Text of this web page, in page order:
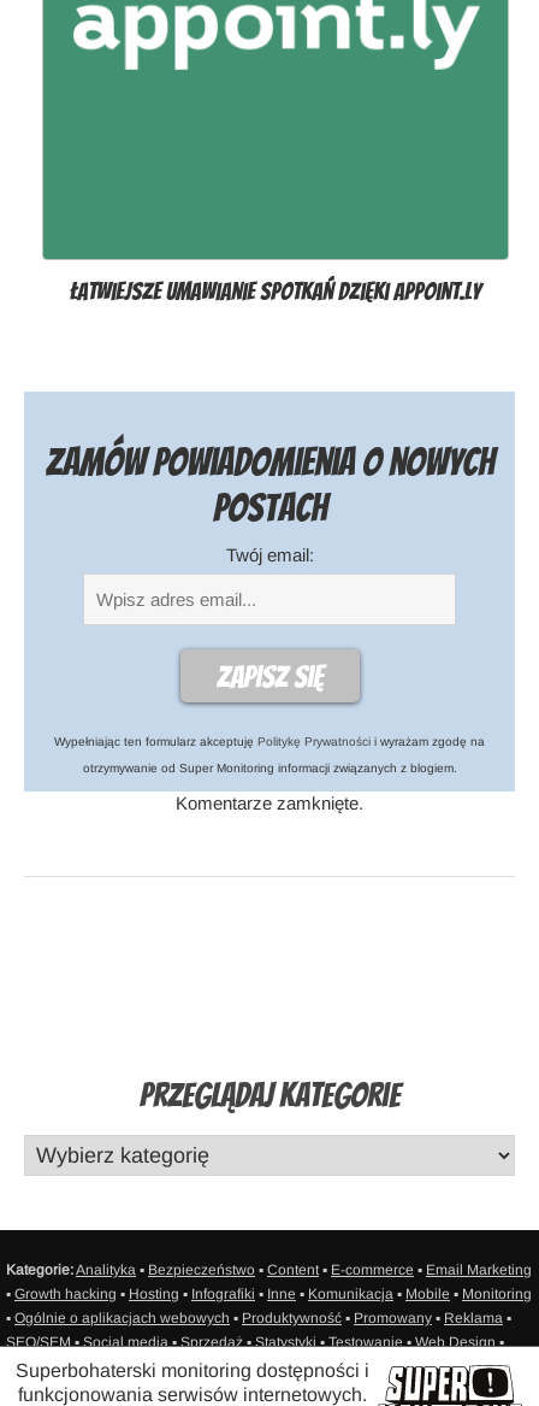
Łatwiejsze umawianie spotkań dzięki Appoint.ly
Zamów powiadomienia o nowych
postach
Twój email:
Wypełniając ten formularz akceptuję Politykę Prywatności i wyrażam zgodę na
otrzymywanie od Super Monitoring informacji związanych z blogiem.
Komentarze zamknięte.
Przeglądaj Kategorie
Superbohaterski monitoring dostępności i
funkcjonowania serwisów internetowych.
Kategorie:Analityka ▪ Bezpieczeństwo ▪ Content▪ E-commerce ▪ Email Marketing
▪ Growth hacking ▪ Hosting ▪ Infografiki ▪ Inne ▪ Komunikacja ▪ Mobile ▪ Monitoring
▪ Ogólnie o aplikacjach webowych ▪ Produktywność ▪ Promowany ▪ Reklama ▪
SEO/SEM▪Social media▪Sprzedaż▪Statystyki▪Testowanie▪Web Design▪
Web Development▪Zasoby▪Sitemap